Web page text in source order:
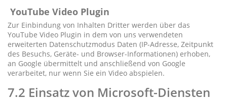
YouTube Video Plugin
Zur Einbindung von Inhalten Dritter werden über das
YouTube Video Plugin in dem von uns verwendeten
erweiterten Datenschutzmodus Daten (IP-Adresse, Zeitpunkt
des Besuchs, Geräte- und Browser-Informationen) erhoben,
an Google übermittelt und anschließend von Google
verarbeitet, nur wenn Sie ein Video abspielen.
7.2 Einsatz von Microsoft-Diensten